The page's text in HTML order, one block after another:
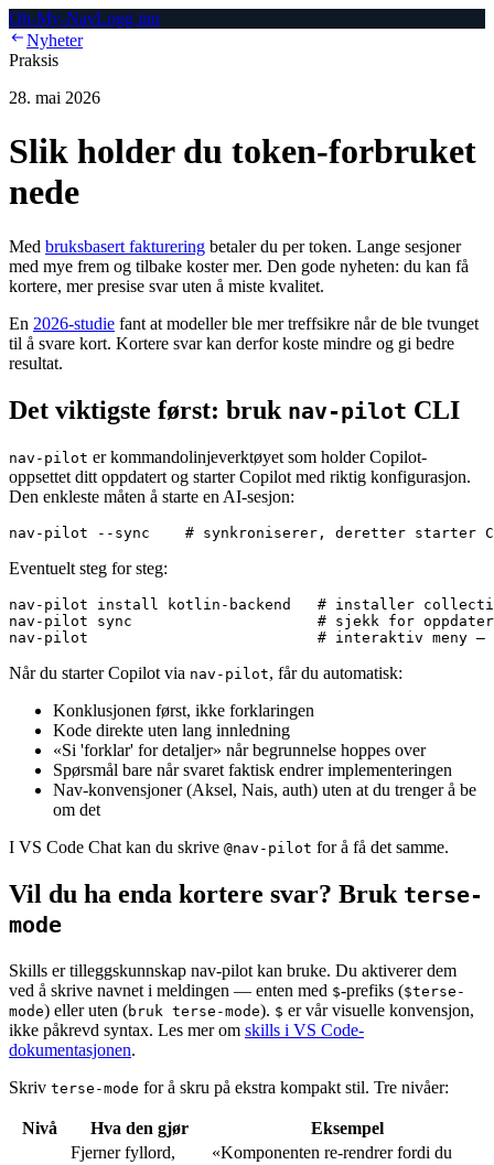
Oh-My-NavLogg inn
Nyheter
Praksis
28. mai 2026
Slik holder du token-forbruket
nede
Med bruksbasert fakturering betaler du per token. Lange sesjoner
med mye frem og tilbake koster mer. Den gode nyheten: du kan få
kortere, mer presise svar uten å miste kvalitet.
En 2026-studie fant at modeller ble mer treffsikre når de ble tvunget
til å svare kort. Kortere svar kan derfor koste mindre og gi bedre
resultat.
Det viktigste først: bruk nav-pilot CLI
nav-pilot er kommandolinjeverktøyet som holder Copilot-
oppsettet ditt oppdatert og starter Copilot med riktig konfigurasjon.
Den enkleste måten å starte en AI-sesjon:
Eventuelt steg for steg:
nav-pilot install kotlin-backend   # installer
nav-pilot sync                     # sjekk for
Når du starter Copilot via nav-pilot, får du automatisk:
Konklusjonen først, ikke forklaringen
Kode direkte uten lang innledning
«Si 'forklar' for detaljer» når begrunnelse hoppes over
Spørsmål bare når svaret faktisk endrer implementeringen
Nav-konvensjoner (Aksel, Nais, auth) uten at du trenger å be
om det
I VS Code Chat kan du skrive @nav-pilot for å få det samme.
Vil du ha enda kortere svar? Bruk terse-
mode
Skills er tilleggskunnskap nav-pilot kan bruke. Du aktiverer dem
ved å skrive navnet i meldingen — enten med $-prefiks ($terse-
mode) eller uten (bruk terse-mode). $ er vår visuelle konvensjon,
ikke påkrevd syntax. Les mer om skills i VS Code-
dokumentasjonen.
Skriv terse-mode for å skru på ekstra kompakt stil. Tre nivåer:
Nivå Hva den gjør Eksempel
Fjerner fyllord,
«Komponenten re-rendrer fordi du